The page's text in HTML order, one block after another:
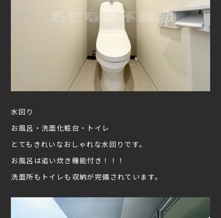
水回り
お風呂・洗面化粧台・トイレ
とてもきれいなおしゃれな水回りです。
お風呂は追い炊き機能付き！！！
洗面所もトイレも収納が完備されています。